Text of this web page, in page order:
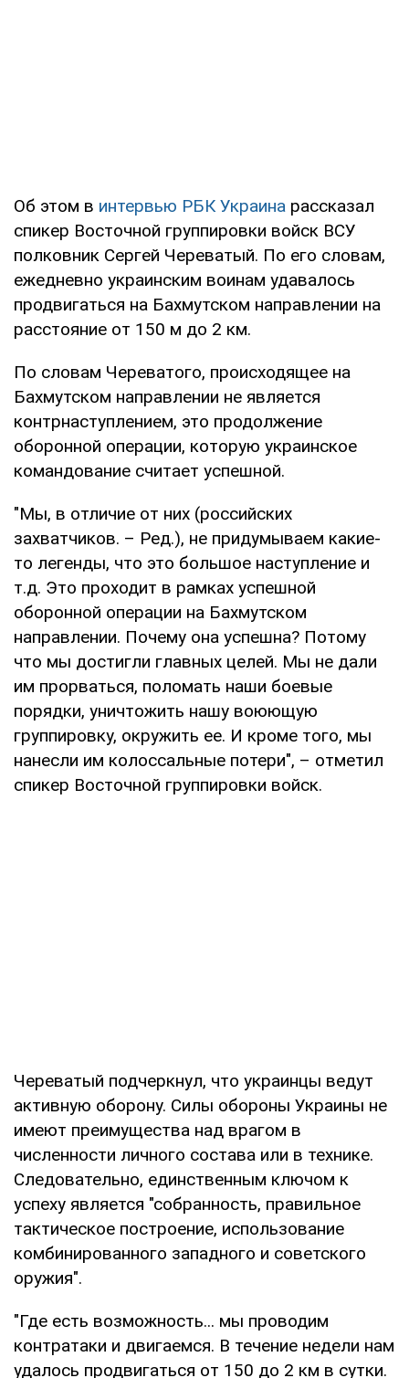
Об этом в интервью РБК Украина рассказал
спикер Восточной группировки войск ВСУ
полковник Сергей Череватый. По его словам,
ежедневно украинским воинам удавалось
продвигаться на Бахмутском направлении на
расстояние от 150 м до 2 км.
По словам Череватого, происходящее на
Бахмутском направлении не является
контрнаступлением, это продолжение
оборонной операции, которую украинское
командование считает успешной.
"Мы, в отличие от них (российских
захватчиков. – Ред.), не придумываем какие-
то легенды, что это большое наступление и
т.д. Это проходит в рамках успешной
оборонной операции на Бахмутском
направлении. Почему она успешна? Потому
что мы достигли главных целей. Мы не дали
им прорваться, поломать наши боевые
порядки, уничтожить нашу воюющую
группировку, окружить ее. И кроме того, мы
нанесли им колоссальные потери", – отметил
спикер Восточной группировки войск.
Череватый подчеркнул, что украинцы ведут
активную оборону. Силы обороны Украины не
имеют преимущества над врагом в
численности личного состава или в технике.
Следовательно, единственным ключом к
успеху является "собранность, правильное
тактическое построение, использование
комбинированного западного и советского
оружия".
"Где есть возможность... мы проводим
контратаки и двигаемся. В течение недели нам
удалось продвигаться от 150 до 2 км в сутки.